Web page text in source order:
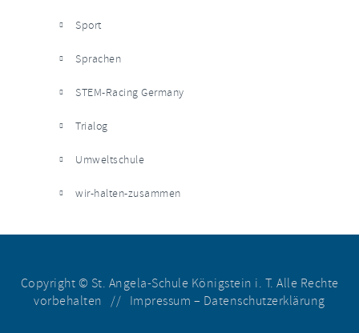
Sport
Sprachen
STEM-Racing Germany
Trialog
Umweltschule
wir-halten-zusammen
Copyright © St. Angela-Schule Königstein i. T. Alle Rechte
vorbehalten // Impressum – Datenschutzerklärung